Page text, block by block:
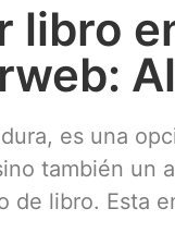
libro
es una
también un
de libro. Esta